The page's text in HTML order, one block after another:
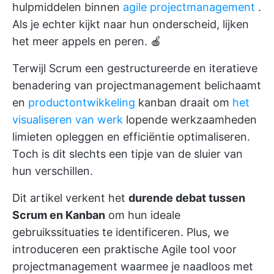
hulpmiddelen binnen agile projectmanagement .
Als je echter kijkt naar hun onderscheid, lijken
het meer appels en peren. 🍎
Terwijl Scrum een gestructureerde en iteratieve
benadering van projectmanagement belichaamt
en productontwikkeling kanban draait om het
visualiseren van werk lopende werkzaamheden
limieten opleggen en efficiëntie optimaliseren.
Toch is dit slechts een tipje van de sluier van
hun verschillen.
Dit artikel verkent het durende debat tussen
Scrum en Kanban om hun ideale
gebruikssituaties te identificeren. Plus, we
introduceren een praktische Agile tool voor
projectmanagement waarmee je naadloos met